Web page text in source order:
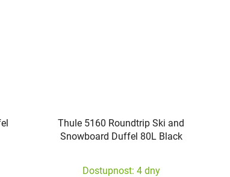
Thule 5160 Roundtrip Ski and
Snowboard Duffel 80L Black
Dostupnost: 4 dny